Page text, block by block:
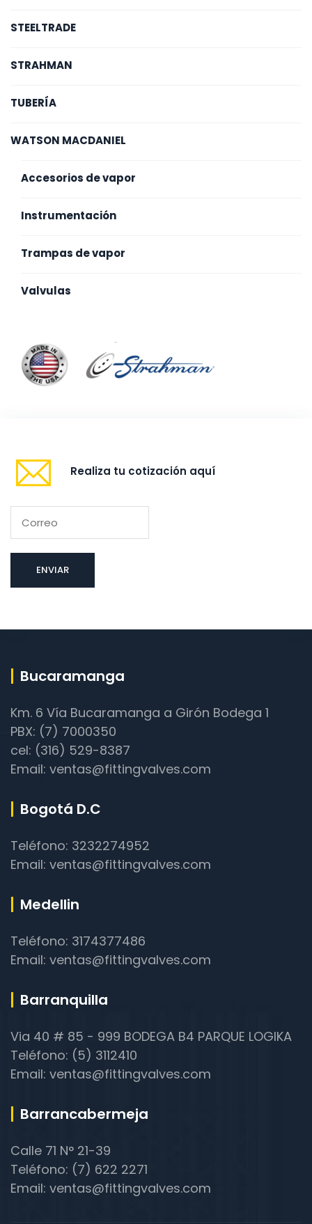
STEELTRADE
STRAHMAN
TUBERÍA
WATSON MACDANIEL
Accesorios de vapor
Instrumentación
Trampas de vapor
Valvulas
Realiza tu cotización aquí
Bucaramanga
Km. 6 Vía Bucaramanga a Girón Bodega 1
PBX: (7) 7000350
cel: (316) 529-8387
Email: ventas@fittingvalves.com
Bogotá D.C
Teléfono: 3232274952
Email: ventas@fittingvalves.com
Medellin
Teléfono: 3174377486
Email: ventas@fittingvalves.com
Barranquilla
Via 40 # 85 - 999 BODEGA B4 PARQUE LOGIKA
Teléfono: (5) 3112410
Email: ventas@fittingvalves.com
Barrancabermeja
Calle 71 N° 21-39
Teléfono: (7) 622 2271
Email: ventas@fittingvalves.com